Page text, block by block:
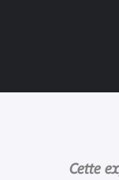
Cette